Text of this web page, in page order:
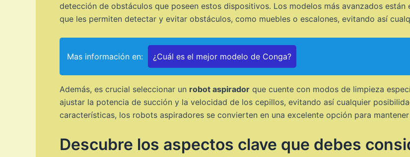
detección de obstáculos que poseen estos dispositivos. Los modelos más avanzados
que les permiten detectar y evitar obstáculos, como muebles o escalones, evitando así
Mas información en: ¿Cuál es el mejor modelo de Conga?
Además, es crucial seleccionar un robot aspirador que cuente con modos de limpieza
ajustar la potencia de succión y la velocidad de los cepillos, evitando así cualquier
características, los robots aspiradores se convierten en una excelente opción para
Descubre los aspectos clave que debes